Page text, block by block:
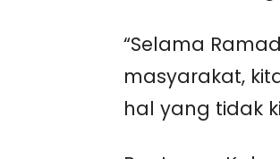
“Selama
masyarakat,
hal yang tidak